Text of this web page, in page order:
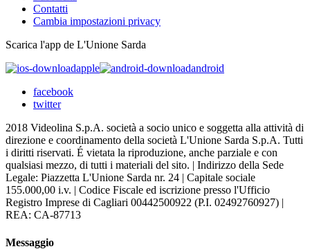
Contatti
Cambia impostazioni privacy
Scarica l'app de L'Unione Sarda
apple
android
facebook
twitter
2018 Videolina S.p.A. società a socio unico e soggetta alla attività di
direzione e coordinamento della società L'Unione Sarda S.p.A. Tutti
i diritti riservati. É vietata la riproduzione, anche parziale e con
qualsiasi mezzo, di tutti i materiali del sito. | Indirizzo della Sede
Legale: Piazzetta L'Unione Sarda nr. 24 | Capitale sociale
155.000,00 i.v. | Codice Fiscale ed iscrizione presso l'Ufficio
Registro Imprese di Cagliari 00442500922 (P.I. 02492760927) |
REA: CA-87713
Messaggio